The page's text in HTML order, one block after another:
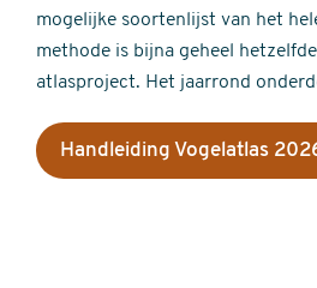
mogelijke soortenlijst van het
methode is bijna geheel
atlasproject. Het jaarrond
Handleiding Vogelatlas